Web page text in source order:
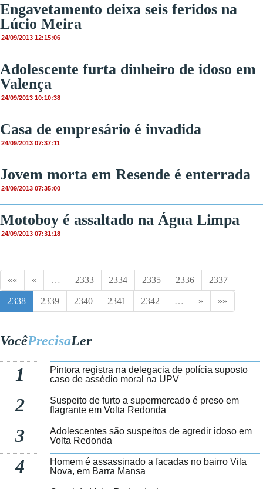
Engavetamento deixa seis feridos na
Lúcio Meira
24/09/2013 12:15:06
Adolescente furta dinheiro de idoso em
Valença
24/09/2013 10:10:38
Casa de empresário é invadida
24/09/2013 07:37:11
Jovem morta em Resende é enterrada
24/09/2013 07:35:00
Motoboy é assaltado na Água Limpa
24/09/2013 07:31:18
«« « … 2333 2334 2335 2336 2337
2338 2339 2340 2341 2342 … » »»
VocêPrecisaLer
1
Pintora registra na delegacia de polícia suposto
caso de assédio moral na UPV
2
Suspeito de furto a supermercado é preso em
flagrante em Volta Redonda
3
Adolescentes são suspeitos de agredir idoso em
Volta Redonda
4
Homem é assassinado a facadas no bairro Vila
Nova, em Barra Mansa